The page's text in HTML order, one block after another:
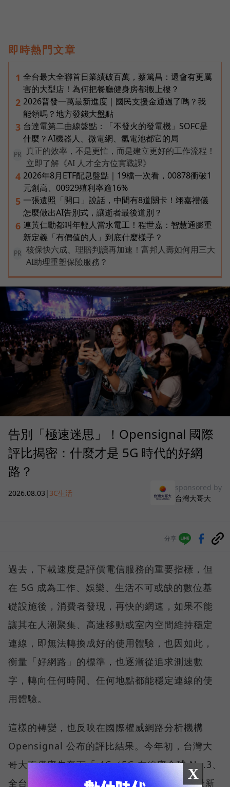
即時熱門文章
1 全台最大全聯首日業績破百萬，蔡篤昌：還會有更厲
害的大型店！為何把餐廳健身房都搬上樓？
2 2026普發一萬最新進度｜國民支援金通過了嗎？我
能領嗎？地方發錢大盤點
3 台達電第二曲線盤點：「不發火的發電機」SOFC是
什麼？AI機器人、微電網、氫電池都它的局
PR
真正的效率，不是更忙，而是建立更好的工作流程！
立即了解《AI 人才全方位實戰課》
4 2026年8月ETF配息盤點｜19檔一次看，00878衝破1
元創高、00929殖利率逾16%
5 一張遺照「開口」說話，中間有8道關卡！翊嘉禮儀
怎麼做出AI告別式，讓逝者最後道別？
6 連黃仁勳都叫年輕人當水電工！程世嘉：智慧通膨重
新定義「有價值的人」到底什麼樣子？
PR
核保快六成、理賠判讀再加速！富邦人壽如何用三大
AI助理重塑保險服務？
告別「極速迷思」！Opensignal 國際
評比揭密：什麼才是 5G 時代的好網
路？
2026.08.03 | 3C生活
sponsored by
台灣大哥大
分享
過去，下載速度是評價電信服務的重要指標，但
在 5G 成為工作、娛樂、生活不可或缺的數位基
礎設施後，消費者發現，再快的網速，如果不能
讓其在人潮聚集、高速移動或室內空間維持穩定
連線，即無法轉換成好的使用體驗，也因如此，
衡量「好網路」的標準，也逐漸從追求測速數
字，轉向任何時間、任何地點都能穩定連線的使
用體驗。
這樣的轉變，也反映在國際權威網路分析機構
Opensignal 公布的評比結果。今年初，台灣大
哥大不僅率先奪下「 4G／5G 在線率全球 No.3、
全台 No.1 」國際級榮譽，在 Opensignal 最新
X